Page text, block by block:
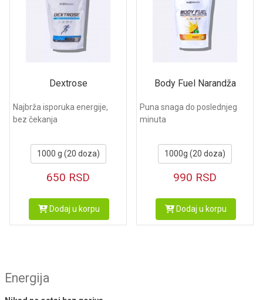
Dextrose
Najbrža isporuka energije,
bez čekanja
1000 g (20 doza)
650 RSD
Dodaj u korpu
Body Fuel Narandža
Puna snaga do poslednjeg
minuta
1000g (20 doza)
990 RSD
Dodaj u korpu
Energija